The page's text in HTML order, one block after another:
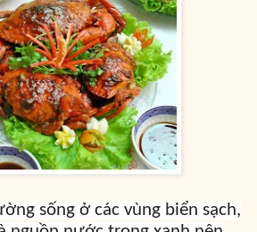
sống ở các vùng biển sạch,